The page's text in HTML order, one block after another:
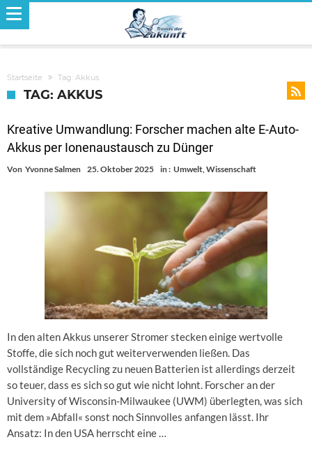
Startseite Tag: Akkus
TAG: AKKUS
Kreative Umwandlung: Forscher machen alte E-Auto-
Akkus per Ionenaustausch zu Dünger
Von Yvonne Salmen 25. Oktober 2025 in : Umwelt Wissenschaft
In den alten Akkus unserer Stromer stecken einige wertvolle
Stoffe, die sich noch gut weiterverwenden ließen. Das
vollständige Recycling zu neuen Batterien ist allerdings derzeit
so teuer, dass es sich so gut wie nicht lohnt. Forscher an der
University of Wisconsin-Milwaukee (UWM) überlegten, was sich
mit dem »Abfall« sonst noch Sinnvolles anfangen lässt. Ihr
Ansatz: In den USA herrscht eine …